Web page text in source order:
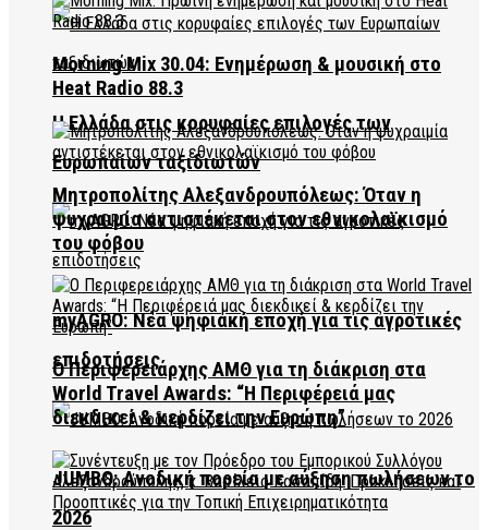
Η Ελλάδα στις κορυφαίες επιλογές των
Ευρωπαίων ταξιδιωτών
myAGRO: Νέα ψηφιακή εποχή για τις αγροτικές
επιδοτήσεις
JUMBO: Ανοδική πορεία με αύξηση πωλήσεων το
2026
Morning Mix 30.04: Ενημέρωση & μουσική στο
Heat Radio 88.3
Μητροπολίτης Αλεξανδρουπόλεως: Όταν η
ψυχραιμία αντιστέκεται στον εθνικολαϊκισμό
του φόβου
Ο Περιφερειάρχης ΑΜΘ για τη διάκριση στα
World Travel Awards: “Η Περιφέρειά μας
διεκδικεί & κερδίζει την Ευρώπη”